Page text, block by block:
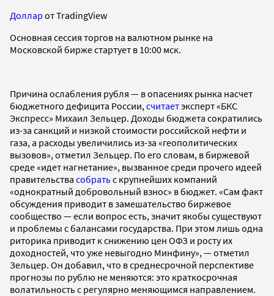
Доллар от TradingView
Основная сессия торгов на валютном рынке на
Московской бирже стартует в 10:00 мск.
Причина ослабления рубля — в опасениях рынка насчет
бюджетного дефицита России, считаетэксперт «БКС
Экспресс» Михаил Зельцер. Доходы бюджета сократились
из-за санкций и низкой стоимости российской нефти и
газа, а расходы увеличились из-за «геополитических
вызовов», отметил Зельцер. По его словам, в биржевой
среде «идет нагнетание», вызванное среди прочего идеей
правительства собратьс крупнейших компаний
«однократный добровольный взнос» в бюджет. «Сам факт
обсуждения приводит в замешательство биржевое
сообщество — если вопрос есть, значит якобы существуют
и проблемы с балансами государства. При этом лишь одна
риторика приводит к снижению цен ОФЗ и росту их
доходностей, что уже невыгодно Минфину», — отметил
Зельцер. Он добавил, что в среднесрочной перспективе
прогнозы по рублю не меняются: это краткосрочная
волатильность с регулярно меняющимся направлением.